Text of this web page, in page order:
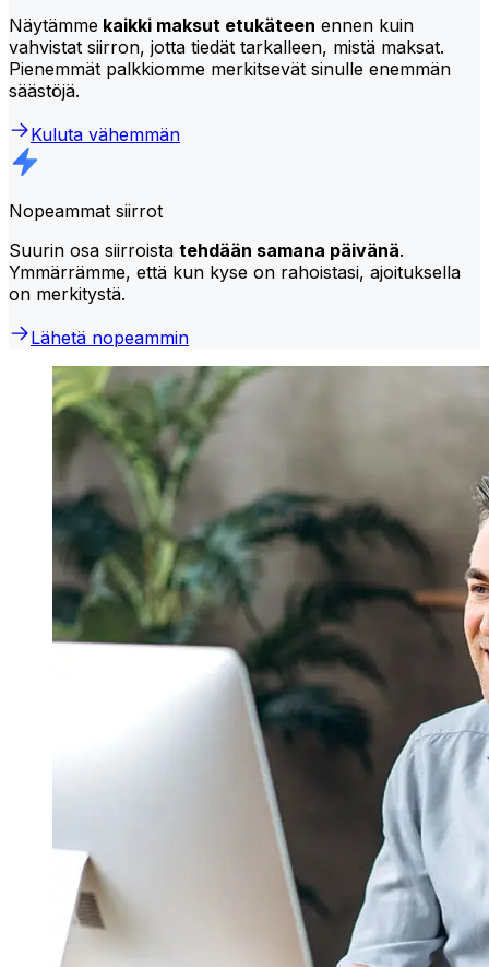
Näytämme kaikki maksut etukäteen ennen kuin
vahvistat siirron, jotta tiedät tarkalleen, mistä maksat.
Pienemmät palkkiomme merkitsevät sinulle enemmän
säästöjä.
Kuluta vähemmän
Nopeammat siirrot
Suurin osa siirroista tehdään samana päivänä.
Ymmärrämme, että kun kyse on rahoistasi, ajoituksella
on merkitystä.
Lähetä nopeammin